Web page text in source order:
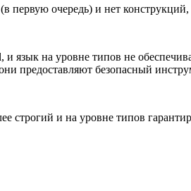
первую очередь) и нет
на уровне типов не
предоставляют безопасный
строгий и на уровне типов